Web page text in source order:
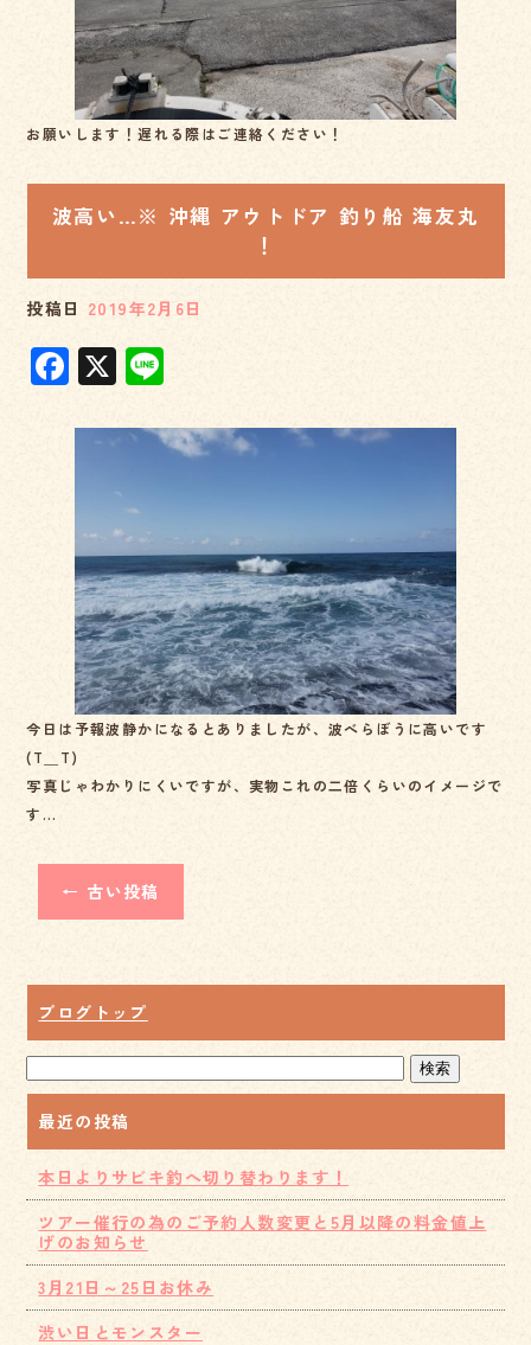
k
お願いします！遅れる際はご連絡ください！
波高い…※ 沖縄 アウトドア 釣り船 海友丸
！
投稿日 2019年2月6日
F
c
b
o
o
k
X
e
今日は予報波静かになるとありましたが、波べらぼうに高いです
(T＿T)
写真じゃわかりにくいですが、実物これの二倍くらいのイメージで
す…
← 古い投稿
ブログトップ
最近の投稿
本日よりサビキ釣へ切り替わります！
ツアー催行の為のご予約人数変更と5月以降の料金値上
げのお知らせ
3月21日～25日お休み
渋い日とモンスター